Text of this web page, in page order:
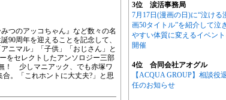
つのアッコちゃん』など数々の名
90周年を迎えることを記念して、
ニマル」「子供」「おじさん」と
をセレクトしたアンソロジー三部
！ 少しマニアック、でも赤塚ワ
。「これホントに大丈夫?」と思
3位 涙活事務局
7月17日(漫画の日)に“泣ける
画50タイトル”を紹介して泣
やすい体質に変えるイベン
開催
4位 合同会社アオグル
【ACQUA GROUP】相談役
任のお知らせ